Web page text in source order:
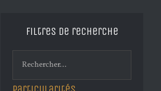
Filtres de recherche